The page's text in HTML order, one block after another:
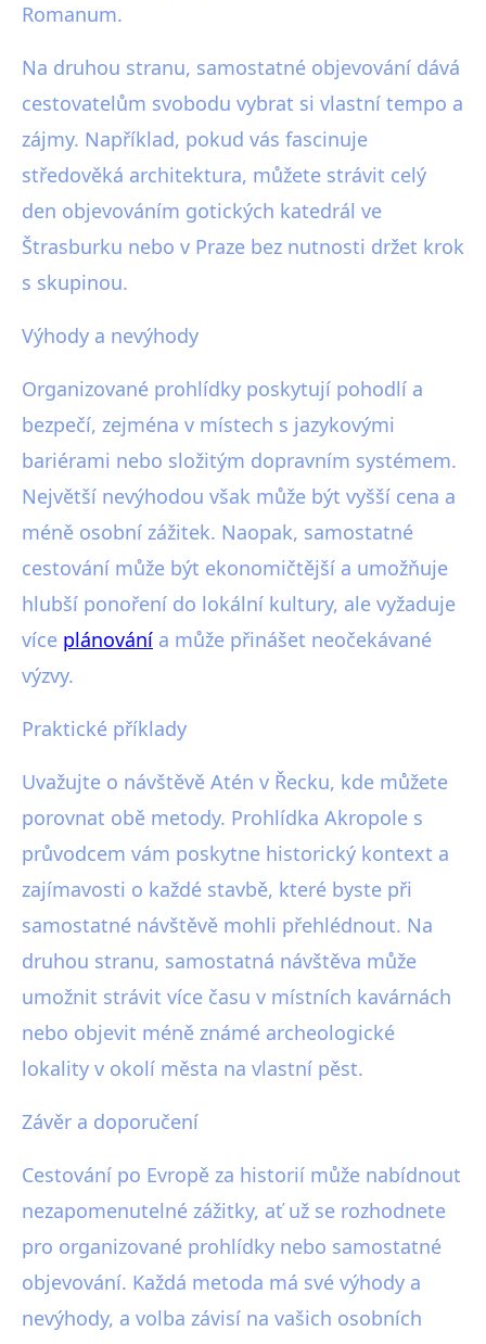
Romanum.
Na druhou stranu, samostatné objevování dává
cestovatelům svobodu vybrat si vlastní tempo a
zájmy. Například, pokud vás fascinuje
středověká architektura, můžete strávit celý
den objevováním gotických katedrál ve
Štrasburku nebo v Praze bez nutnosti držet krok
s skupinou.
Výhody a nevýhody
Organizované prohlídky poskytují pohodlí a
bezpečí, zejména v místech s jazykovými
bariérami nebo složitým dopravním systémem.
Největší nevýhodou však může být vyšší cena a
méně osobní zážitek. Naopak, samostatné
cestování může být ekonomičtější a umožňuje
hlubší ponoření do lokální kultury, ale vyžaduje
více plánování a může přinášet neočekávané
výzvy.
Praktické příklady
Uvažujte o návštěvě Atén v Řecku, kde můžete
porovnat obě metody. Prohlídka Akropole s
průvodcem vám poskytne historický kontext a
zajímavosti o každé stavbě, které byste při
samostatné návštěvě mohli přehlédnout. Na
druhou stranu, samostatná návštěva může
umožnit strávit více času v místních kavárnách
nebo objevit méně známé archeologické
lokality v okolí města na vlastní pěst.
Závěr a doporučení
Cestování po Evropě za historií může nabídnout
nezapomenutelné zážitky, ať už se rozhodnete
pro organizované prohlídky nebo samostatné
objevování. Každá metoda má své výhody a
nevýhody, a volba závisí na vašich osobních